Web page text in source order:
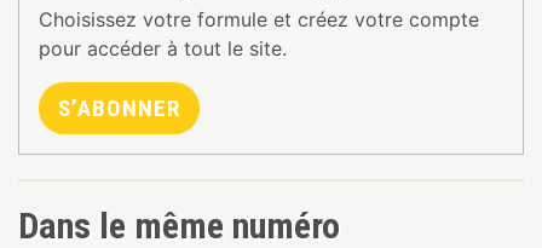
Choisissez votre formule et créez votre compte
pour accéder à tout le site.
S’ABONNER
Dans le même numéro